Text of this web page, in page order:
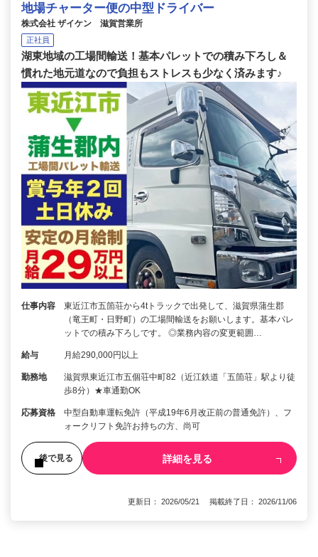
地場チャーター便の中型ドライバー
株式会社 ザイケン 滋賀営業所
正社員
湖東地域の工場間輸送！基本パレットでの積み下ろし＆
慣れた地元道なので負担もストレスも少なく済みます♪
仕事内容
東近江市五箇荘から4tトラックで出発して、滋賀県蒲生郡
（竜王町・日野町）の工場間輸送をお願いします。基本パレ
ットでの積み下ろしです。 ◎業務内容の変更範囲…
給与 月給290,000円以上
勤務地
滋賀県東近江市五個荘中町82（近江鉄道「五箇荘」駅より徒
歩8分）★車通勤OK
応募資格
中型自動車運転免許（平成19年6月改正前の普通免許）、フ
ォークリフト免許お持ちの方、尚可
後で見る 詳細を見る
更新日： 2026/05/21 掲載終了日： 2026/11/06